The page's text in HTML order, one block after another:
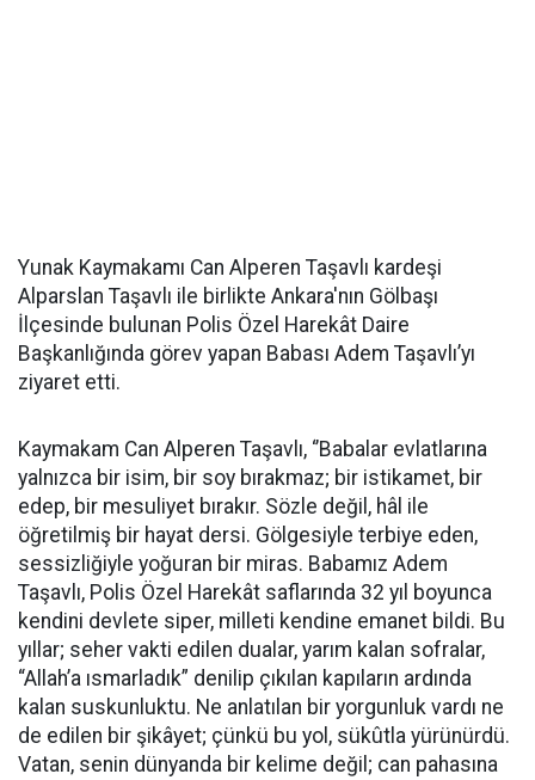
Yunak Kaymakamı Can Alperen Taşavlı kardeşi
Alparslan Taşavlı ile birlikte Ankara'nın Gölbaşı
İlçesinde bulunan Polis Özel Harekât Daire
Başkanlığında görev yapan Babası Adem Taşavlı’yı
ziyaret etti.
Kaymakam Can Alperen Taşavlı, ‘’Babalar evlatlarına
yalnızca bir isim, bir soy bırakmaz; bir istikamet, bir
edep, bir mesuliyet bırakır. Sözle değil, hâl ile
öğretilmiş bir hayat dersi. Gölgesiyle terbiye eden,
sessizliğiyle yoğuran bir miras. Babamız Adem
Taşavlı, Polis Özel Harekât saflarında 32 yıl boyunca
kendini devlete siper, milleti kendine emanet bildi. Bu
yıllar; seher vakti edilen dualar, yarım kalan sofralar,
“Allah’a ısmarladık” denilip çıkılan kapıların ardında
kalan suskunluktu. Ne anlatılan bir yorgunluk vardı ne
de edilen bir şikâyet; çünkü bu yol, sükûtla yürünürdü.
Vatan, senin dünyanda bir kelime değil; can pahasına